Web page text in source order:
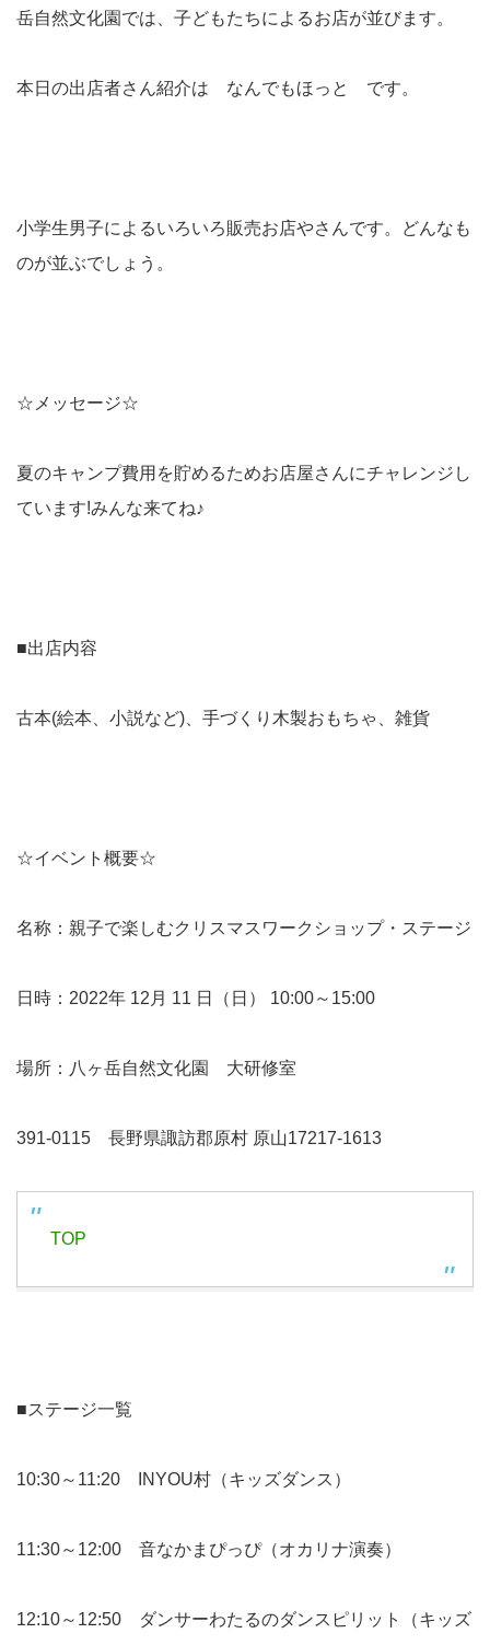
岳自然文化園では、子どもたちによるお店が並びます。
本日の出店者さん紹介は なんでもほっと です。
小学生男子によるいろいろ販売お店やさんです。どんなも
のが並ぶでしょう。
☆メッセージ☆
夏のキャンプ費用を貯めるためお店屋さんにチャレンジし
ています!みんな来てね♪
■出店内容
古本(絵本、小説など)、手づくり木製おもちゃ、雑貨
☆イベント概要☆
名称：親子で楽しむクリスマスワークショップ・ステージ
日時：2022年 12月 11 日（日） 10:00～15:00
場所：八ヶ岳自然文化園 大研修室
391-0115 長野県諏訪郡原村 原山17217-1613
TOP
■ステージ一覧
10:30～11:20 INYOU村（キッズダンス）
11:30～12:00 音なかまぴっぴ（オカリナ演奏）
12:10～12:50 ダンサーわたるのダンスピリット（キッズ